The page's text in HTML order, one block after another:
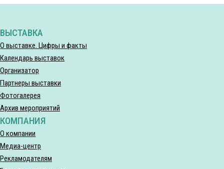
ВЫСТАВКА
О выставке. Цифры и факты
Календарь выставок
Организатор
Партнеры выставки
Фотогалерея
Архив мероприятий
КОМПАНИЯ
О компании
Медиа-центр
Рекламодателям